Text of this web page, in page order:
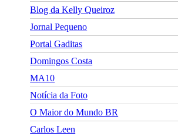
Blog da Kelly Queiroz
Jornal Pequeno
Portal Gaditas
Domingos Costa
MA10
Notícia da Foto
O Maior do Mundo BR
Carlos Leen